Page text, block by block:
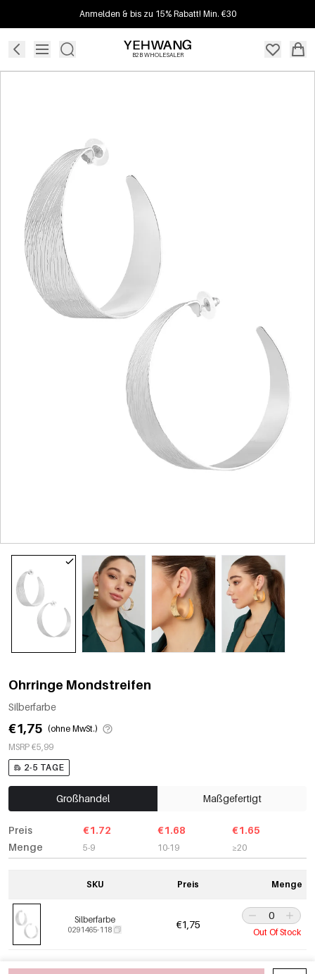
Anmelden & bis zu 15% Rabatt! Min. €30
B2B WHOLESALER
Ohrringe Mondstreifen
Silberfarbe
€1,75 (ohne MwSt.)
MSRP €5,99
2-5 TAGE
Großhandel Maßgefertigt
Preis
Menge
€1.72
5-9
€1.68
10-19
€1.65
≥20
SKU Preis Menge
Silberfarbe
0291465-118 €1,75
Out Of Stock